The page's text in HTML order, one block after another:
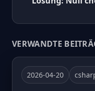
VERWANDTE
2026-04-20